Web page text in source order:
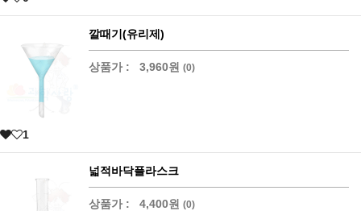
깔때기(유리제)
상품가 : 3,960원 (0)
1
넓적바닥플라스크
상품가 : 4,400원 (0)